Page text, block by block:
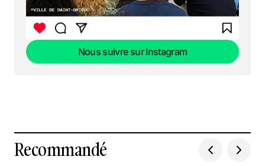
Nous suivre sur Instagram
Recommandé